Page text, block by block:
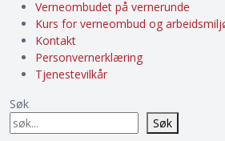
Verneombudet på vernerunde
Kurs for verneombud og
Kontakt
Personvernerklæring
Tjenestevilkår
Søk
Søk